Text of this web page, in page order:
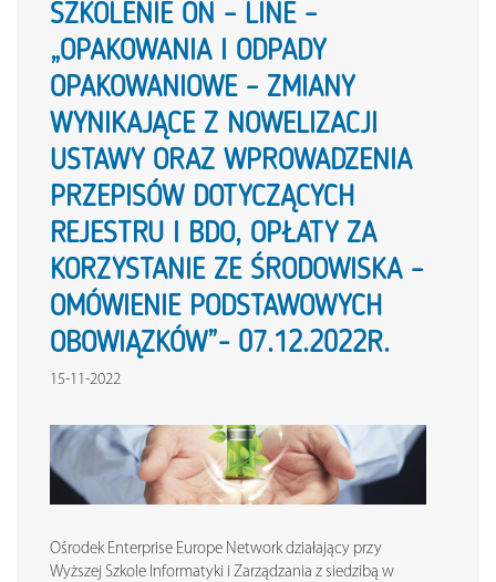
SZKOLENIE ON – LINE –
„OPAKOWANIA I ODPADY
OPAKOWANIOWE – ZMIANY
WYNIKAJĄCE Z NOWELIZACJI
USTAWY ORAZ WPROWADZENIA
PRZEPISÓW DOTYCZĄCYCH
REJESTRU I BDO, OPŁATY ZA
KORZYSTANIE ZE ŚRODOWISKA –
OMÓWIENIE PODSTAWOWYCH
OBOWIĄZKÓW”- 07.12.2022R.
15-11-2022
Ośrodek Enterprise Europe Network działający przy
Wyższej Szkole Informatyki i Zarządzania z siedzibą w